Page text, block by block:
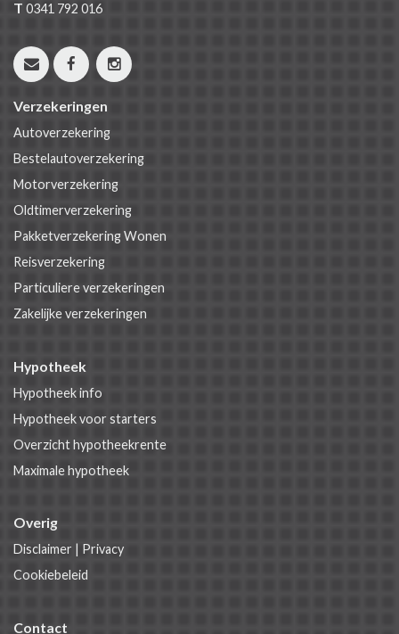
T 0341 792 016
Verzekeringen
Autoverzekering
Bestelautoverzekering
Motorverzekering
Oldtimerverzekering
Pakketverzekering Wonen
Reisverzekering
Particuliere verzekeringen
Zakelijke verzekeringen
Hypotheek
Hypotheek info
Hypotheek voor starters
Overzicht hypotheekrente
Maximale hypotheek
Overig
Disclaimer | Privacy
Cookiebeleid
Contact